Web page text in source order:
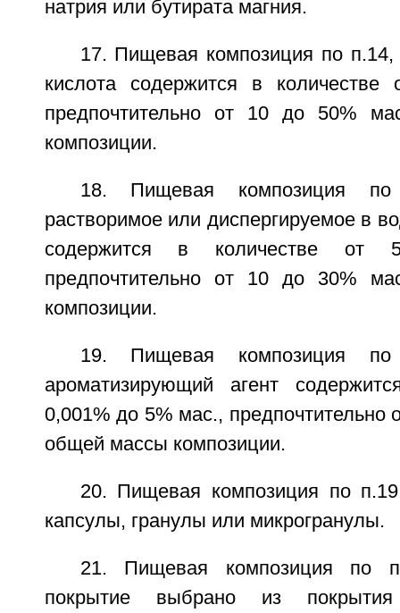
натрия или бутирата магния.
17. Пищевая композиция по п.14,
кислота содержится в
предпочтительно от 10 до 50%
композиции.
18. Пищевая композиция
растворимое или диспергируемое в
содержится в количестве
предпочтительно от 10 до 30%
композиции.
19. Пищевая композиция
ароматизирующий агент
0,001% до 5% мас., предпочтительно
общей массы композиции.
20. Пищевая композиция по
капсулы, гранулы или микрогранулы.
21. Пищевая композиция по
покрытие выбрано из